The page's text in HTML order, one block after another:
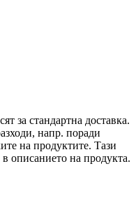
за стандартна доставка.
напр. поради
на продуктите. Тази
описанието на продукта.